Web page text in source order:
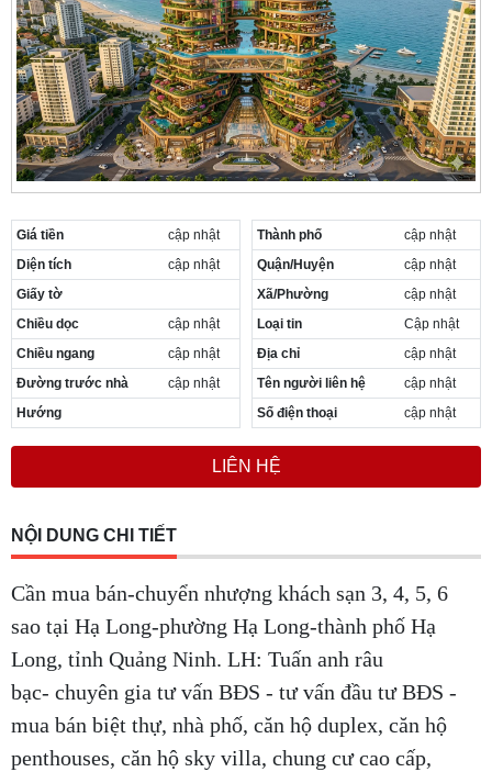
Cần thuê MBKD tại Phường Khương Đình
Cần thuê MBKD tại Phường Yên Sở
Cần thuê MBKD tại Phường Hoàng Liệt
Cần thuê MBKD tại Phường Định Công
Cần thuê MBKD tại Phường Tương Mai
Cần thuê MBKD tại Phường Vĩnh Hưng
Cần thuê MBKD tại Phường Lĩnh Nam
Cần thuê MBKD tại Phường Hồng Hà
Cần thuê MBKD tại Phường Văn Miếu
Cần thuê MBKD tại Phường Kim Liên
Cần thuê MBKD tại Phường Bạch Mai
Cần thuê MBKD tại Phường Vĩnh Tuy
Giá tiền
cập nhật
Diện tích
cập nhật
Giấy tờ
Chiều dọc
cập nhật
Chiều ngang
cập nhật
Đường trước nhà
cập nhật
Hướng
Thành phố
cập nhật
Quận/Huyện
cập nhật
Xã/Phường
cập nhật
Loại tin
Cập nhật
Địa chỉ
cập nhật
Tên người liên hệ
cập nhật
Số điện thoại
cập nhật
LIÊN HỆ
NỘI DUNG CHI TIẾT
Cần mua bán-chuyển nhượng khách sạn 3, 4, 5, 6
sao tại Hạ Long-phường Hạ Long-thành phố Hạ
Long, tỉnh Quảng Ninh. LH: Tuấn anh râu
bạc- chuyên gia tư vấn BĐS - tư vấn đầu tư BĐS -
mua bán biệt thự, nhà phố, căn hộ duplex, căn hộ
penthouses, căn hộ sky villa, chung cư cao cấp,